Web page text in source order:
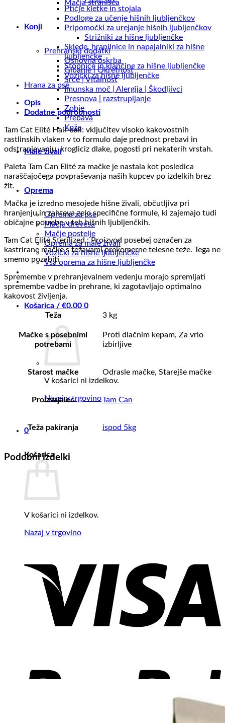
Mačja stranišča
Konji
Prehranski dodatki
Osnovna oskrba
Gibanje | Okretnost
Srce | Vitalnost
Imunska moč | Alergija | Škodljivci
Presnova | razstrupljanje
Zobje
Prebava
Koža
Male živali
Oprema
Oprema za pse
Mačja drevesa
Mačje postelje
Oprema za male živali
Vozički za hišne ljubljenčke
Vsa oprema za hišne ljubljenčke
Košarica / €0.00 0
V košarici ni izdelkov.
Nazaj v trgovino
0
Košarica
V košarici ni izdelkov.
Nazaj v trgovino
Ptičje kletke in stojala
Podloge za učenje hišnih ljubljenčkov
Pripomočki za urejanje hišnih ljubljenčkov
Strižniki za hišne ljubljenčke
Sklede, hranilnice in napajalniki za hišne
ljubljenčke
Stopnice in klančine za hišne ljubljenčke
Vozički za hišne ljubljenčke
Hrana za pse
Opis
Dodatne podrobnosti
Tam Cat Elité Hair ball: vključitev visoko kakovostnih
rastlinskih vlaken v to formulo daje prednost prebavi in ​​
odstranjevanju krogliciz dlake, pogosti pri nekaterih vrstah.
Paleta Tam Can Elité za mačke je nastala kot posledica
naraščajočega povpraševanja naših kupcev po izdelkih brez
žit.
Mačka je izredno mesojede hišne živali, občutljiva pri
hranjenju in zahteva zelo specifične formule, ki zajemajo tudi
običajne potrebe v teh hišnih ljubljenčkih.
Tam Cat Elité Sterilized : Proizvod posebej označen za
kastrirane mačke s težavami prekomerne telesne teže. Tega ne
smemo pozabiti
Spremembe v prehranjevalnem vedenju morajo spremljati
spremembe vadbe in prehrane, ki zagotavljajo optimalno
kakovost življenja.
Teža 3 kg
Mačke s posebnimi
potrebami
Proti dlačnim kepam, Za vrlo
izbirljive
Starost mačke Odrasle mačke, Starejše mačke
Proizvajalec Tam Can
Teža pakiranja ispod 5kg
Podobni izdelki